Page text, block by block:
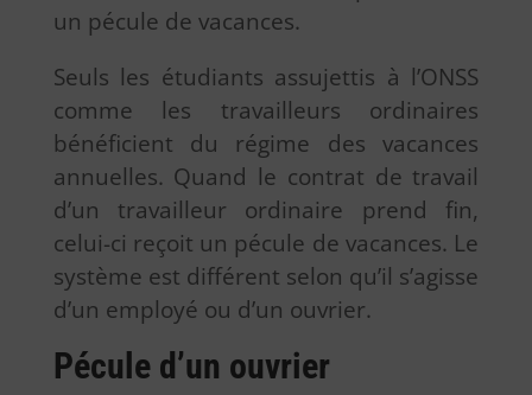
un pécule de vacances.
Seuls les étudiants assujettis à l’ONSS
comme les travailleurs ordinaires
bénéficient du régime des vacances
annuelles. Quand le contrat de travail
d’un travailleur ordinaire prend fin,
celui-ci reçoit un pécule de vacances. Le
système est différent selon qu’il s’agisse
d’un employé ou d’un ouvrier.
Pécule d’un ouvrier